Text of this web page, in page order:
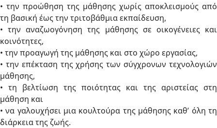
• την προώθηση της μάθησης χωρίς αποκλεισμούς από
τη βασική έως την τριτοβάθμια εκπαίδευση,
• την αναζωογόνηση της μάθησης σε οικογένειες και
κοινότητες,
• την προαγωγή της μάθησης και στο χώρο εργασίας,
• την επέκταση της χρήσης των σύγχρονων τεχνολογιών
μάθησης,
• τη βελτίωση της ποιότητας και της αριστείας στη
μάθηση και
• να γαλουχήσει μια κουλτούρα της μάθησης καθ’ όλη τη
διάρκεια της ζωής.